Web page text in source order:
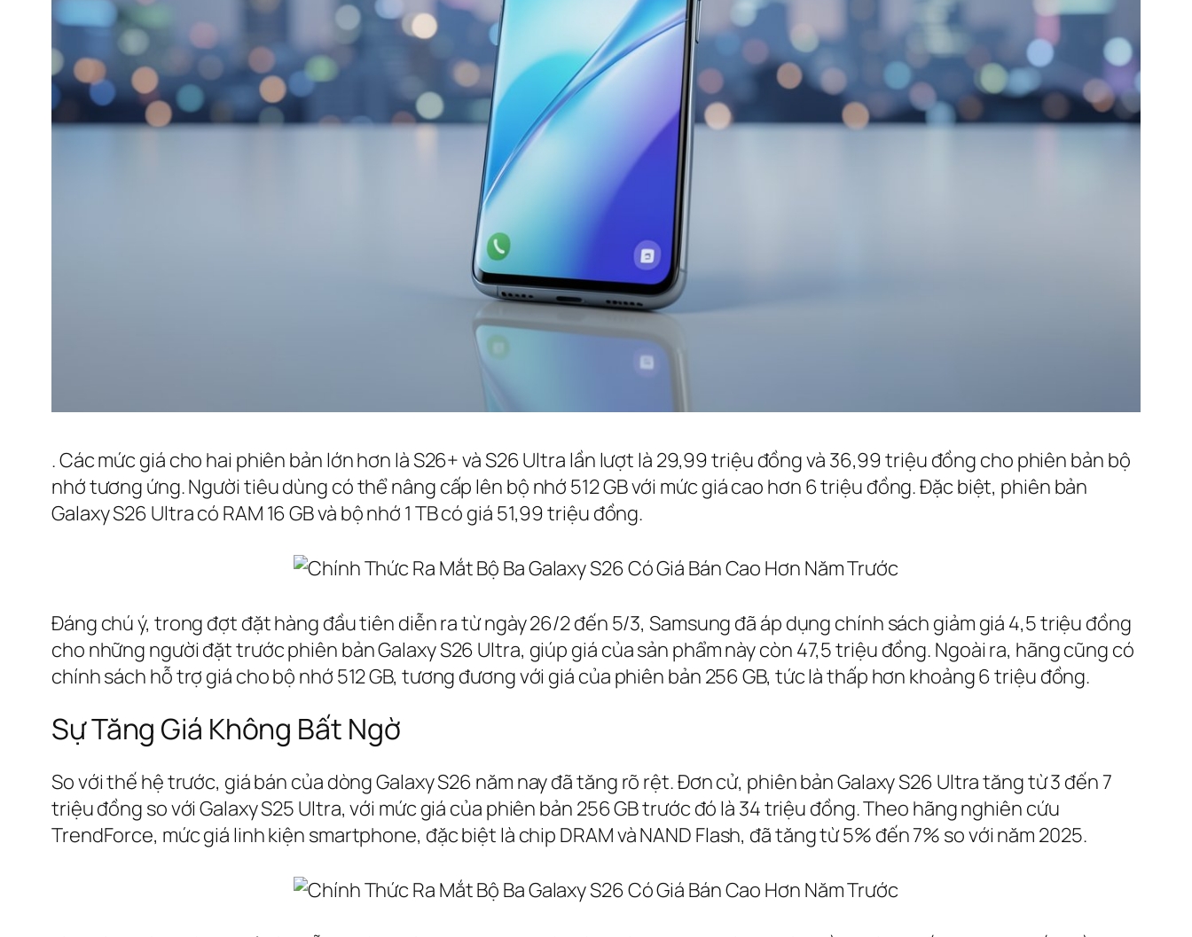
. Các mức giá cho hai phiên bản lớn hơn là S26+ và S26 Ultra lần lượt là 29,99 triệu đồng và 36,99 triệu đồng cho phiên bản bộ
nhớ tương ứng. Người tiêu dùng có thể nâng cấp lên bộ nhớ 512 GB với mức giá cao hơn 6 triệu đồng. Đặc biệt, phiên bản
Galaxy S26 Ultra có RAM 16 GB và bộ nhớ 1 TB có giá 51,99 triệu đồng.
Đáng chú ý, trong đợt đặt hàng đầu tiên diễn ra từ ngày 26/2 đến 5/3, Samsung đã áp dụng chính sách giảm giá 4,5 triệu đồng
cho những người đặt trước phiên bản Galaxy S26 Ultra, giúp giá của sản phẩm này còn 47,5 triệu đồng. Ngoài ra, hãng cũng có
chính sách hỗ trợ giá cho bộ nhớ 512 GB, tương đương với giá của phiên bản 256 GB, tức là thấp hơn khoảng 6 triệu đồng.
Sự Tăng Giá Không Bất Ngờ
So với thế hệ trước, giá bán của dòng Galaxy S26 năm nay đã tăng rõ rệt. Đơn cử, phiên bản Galaxy S26 Ultra tăng từ 3 đến 7
triệu đồng so với Galaxy S25 Ultra, với mức giá của phiên bản 256 GB trước đó là 34 triệu đồng. Theo hãng nghiên cứu
TrendForce, mức giá linh kiện smartphone, đặc biệt là chip DRAM và NAND Flash, đã tăng từ 5% đến 7% so với năm 2025.